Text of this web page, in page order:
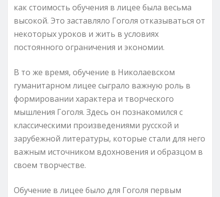
как стоимость обучения в лицее была весьма
высокой. Это заставляло Гоголя отказываться от
некоторых уроков и жить в условиях
постоянного ограничения и экономии.
В то же время, обучение в Николаевском
гуманитарном лицее сыграло важную роль в
формировании характера и творческого
мышления Гоголя. Здесь он познакомился с
классическими произведениями русской и
зарубежной литературы, которые стали для него
важным источником вдохновения и образцом в
своем творчестве.
Обучение в лицее было для Гоголя первым